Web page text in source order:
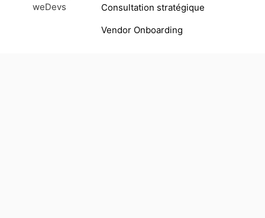
weDevs
Consultation stratégique
Vendor Onboarding